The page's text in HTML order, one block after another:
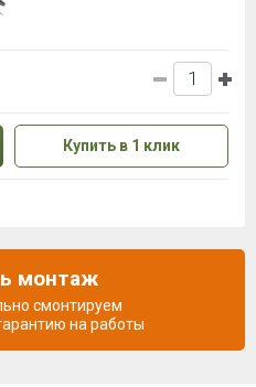
Купить в 1 клик
монтаж
смонтируем
на работы